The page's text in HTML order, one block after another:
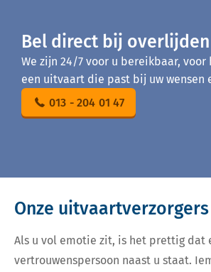
Bel direct bij overlijden
We zijn 24/7 voor u bereikbaar, voor
een uitvaart die past bij uw wensen
013 - 204 01 47
Onze
Als u vol emotie zit, is het prettig dat
vertrouwenspersoon naast u staat.